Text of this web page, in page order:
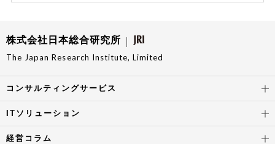
株式会社日本総合研究所
The Japan Research Institute, Limited
コンサルティングサービス
ITソリューション
経営コラム